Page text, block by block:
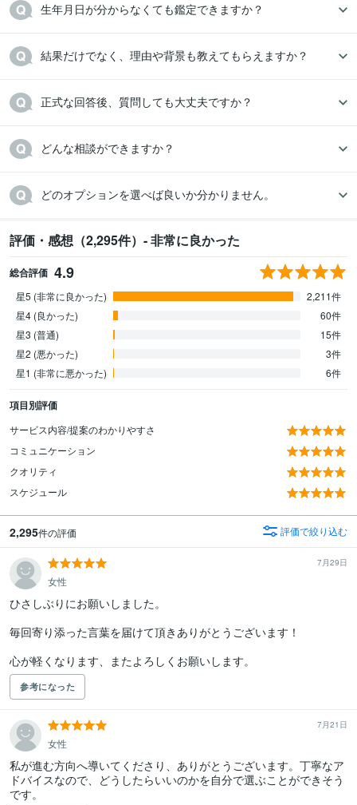
生年月日が分からなくても鑑定できますか？
結果だけでなく、理由や背景も教えてもらえますか？
正式な回答後、質問しても大丈夫ですか？
どんな相談ができますか？
どのオプションを選べば良いか分かりません。
評価・感想（2,295件）- 非常に良かった
総合評価 4.9
星5 (非常に良かった)
2,211件
星4 (良かった)
60件
星3 (普通)
15件
星2 (悪かった)
3件
星1 (非常に悪かった)
6件
項目別評価
サービス内容/提案のわかりやすさ
コミュニケーション
クオリティ
スケジュール
2,295件の評価 評価で絞り込む
7月29日
女性
ひさしぶりにお願いしました。
毎回寄り添った言葉を届けて頂きありがとうございます！
心が軽くなります、またよろしくお願いします。
参考になった
7月21日
女性
私が進む方向へ導いてくださり、ありがとうございます。丁寧なア
ドバイスなので、どうしたらいいのかを自分で選ぶことができそう
です。